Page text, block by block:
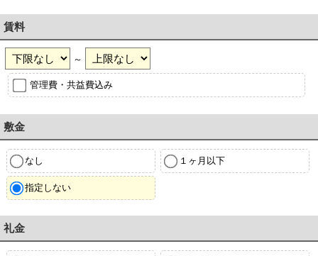
賃料
～
管理費・共益費込み
敷金
なし １ヶ月以下
指定しない
礼金